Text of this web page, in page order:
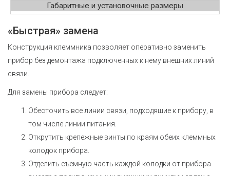
Габаритные и установочные размеры
«Быстрая» замена
Конструкция клеммника позволяет оперативно заменить
прибор без демонтажа подключенных к нему внешних линий
связи.
Для замены прибора следует:
Обесточить все линии связи, подходящие к прибору, в
том числе линии питания.
Открутить крепежные винты по краям обеих клеммных
колодок прибора.
Отделить съемную часть каждой колодки от прибора